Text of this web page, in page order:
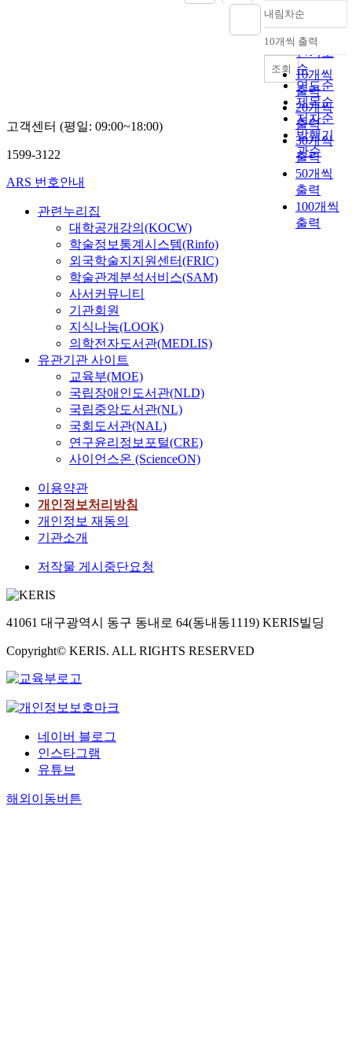
정확도
순
인기도
순
연도순
제목순
저자순
발행기
관순
내림차순
내림차순
10개씩 출력
10개씩
출력
20개씩
출력
30개씩
출력
50개씩
출력
100개씩
출력
조회
고객센터 (평일: 09:00~18:00)
1599-3122
ARS 번호안내
관련누리집
대학공개강의(KOCW)
학술정보통계시스템(Rinfo)
외국학술지지원센터(FRIC)
학술관계분석서비스(SAM)
사서커뮤니티
기관회원
지식나눔(LOOK)
의학전자도서관(MEDLIS)
유관기관 사이트
교육부(MOE)
국립장애인도서관(NLD)
국립중앙도서관(NL)
국회도서관(NAL)
연구윤리정보포털(CRE)
사이언스온 (ScienceON)
이용약관
개인정보처리방침
개인정보 재동의
기관소개
저작물 게시중단요청
41061 대구광역시 동구 동내로 64(동내동1119) KERIS빌딩
Copyright© KERIS. ALL RIGHTS RESERVED
네이버 블로그
인스타그램
유튜브
해외이동버튼